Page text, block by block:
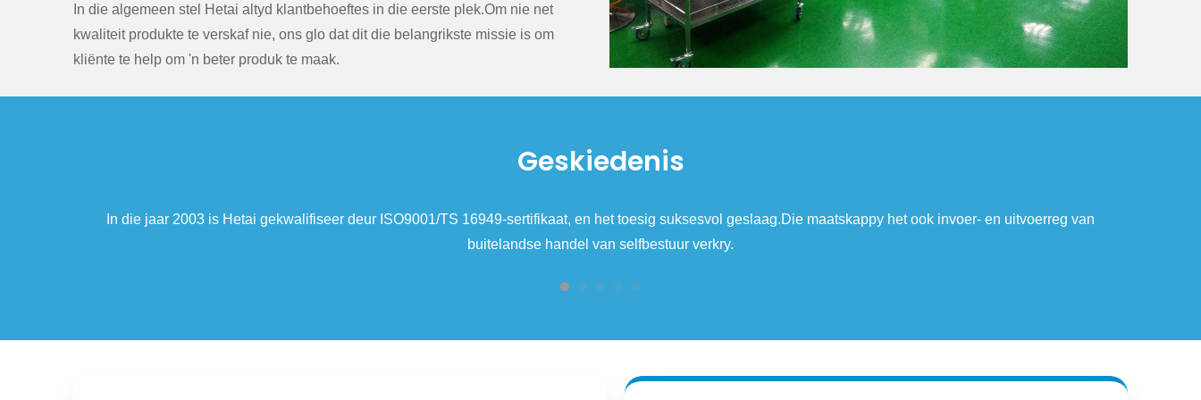
In die algemeen stel Hetai altyd klantbehoeftes in die eerste plek.Om nie net
kwaliteit produkte te verskaf nie, ons glo dat dit die belangrikste missie is om
kliënte te help om 'n beter produk te maak.
Geskiedenis
en uitvoerreg van In 2005 het Hetai gekwalifiseer deur die EU-tipe-eksamensertifikaat en kry vier uitvindingspatente, sewe nutspatente en een voorkomsontwerppatent.